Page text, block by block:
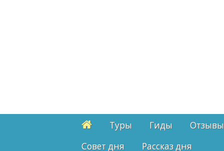
Туры Гиды
Cовет дня
Рассказ дня